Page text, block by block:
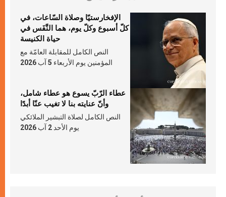
الإفخارستيّا وصلاة السّاعات، في
كلّ أسبوع وكلّ يوم، هما النَّفَس في
حياة الكنيسة
النص الكامل للمقابلة العامّة مع
المؤمنين يوم الأربعاء 5 آب 2026
عطاء الرّبّ يسوع هو عطاء شامل،
وأنّ عنايته بنا لا تغيب عنّا أبدًا
النص الكامل لصلاة التبشير الملائكي
يوم الأحد 2 آب 2026